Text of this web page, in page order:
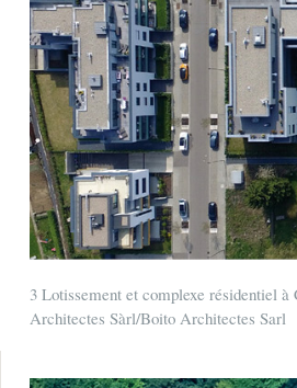
3 Lotissement et complexe résidentiel
Architectes Sàrl/Boito Architectes Sarl